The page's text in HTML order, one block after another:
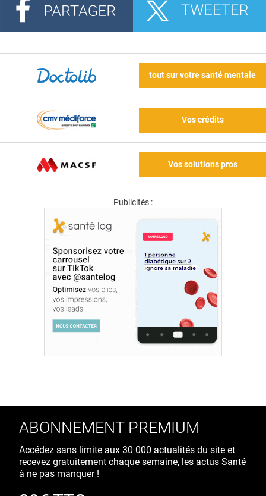
tout sur votre santé mentale
Vos crédits
Vos solutions pros
Publicités :
ABONNEMENT PREMIUM
Accédez sans limite aux 30 000 actualités du site et
recevez gratuitement chaque semaine, les actus Santé
à ne pas manquer !